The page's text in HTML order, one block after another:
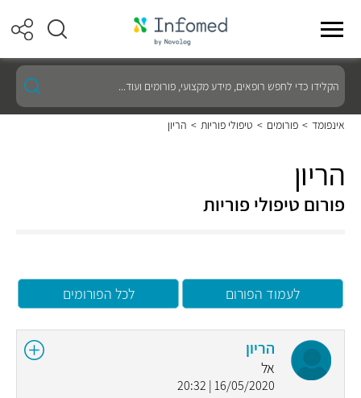
הקלידו
כדי
לחפש
רופאים,
מידע
ועוד...
אינפומד > פורומים > טיפולי פוריות > הריון
הריון
פורום טיפולי פוריות
לעמוד הפורום לכל הפורומים
הריון
אל
16/05/2020 | 20:32